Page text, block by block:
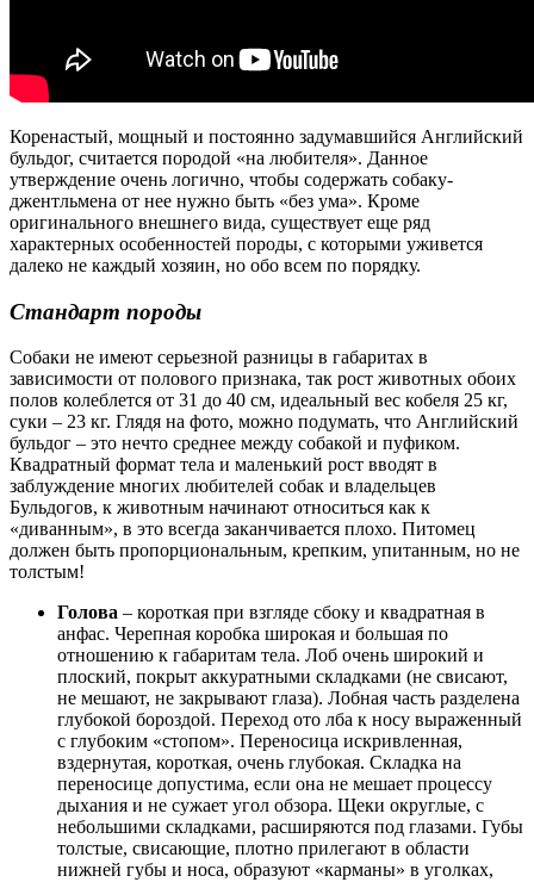
Коренастый, мощный и постоянно задумавшийся Английский
бульдог, считается породой «на любителя». Данное
утверждение очень логично, чтобы содержать собаку-
джентльмена от нее нужно быть «без ума». Кроме
оригинального внешнего вида, существует еще ряд
характерных особенностей породы, с которыми уживется
далеко не каждый хозяин, но обо всем по порядку.
Стандарт породы
Собаки не имеют серьезной разницы в габаритах в
зависимости от полового признака, так рост животных обоих
полов колеблется от 31 до 40 см, идеальный вес кобеля 25 кг,
суки – 23 кг. Глядя на фото, можно подумать, что Английский
бульдог – это нечто среднее между собакой и пуфиком.
Квадратный формат тела и маленький рост вводят в
заблуждение многих любителей собак и владельцев
Бульдогов, к животным начинают относиться как к
«диванным», в это всегда заканчивается плохо. Питомец
должен быть пропорциональным, крепким, упитанным, но не
толстым!
Голова – короткая при взгляде сбоку и квадратная в
анфас. Черепная коробка широкая и большая по
отношению к габаритам тела. Лоб очень широкий и
плоский, покрыт аккуратными складками (не свисают,
не мешают, не закрывают глаза). Лобная часть разделена
глубокой бороздой. Переход ото лба к носу выраженный
с глубоким «стопом». Переносица искривленная,
вздернутая, короткая, очень глубокая. Складка на
переносице допустима, если она не мешает процессу
дыхания и не сужает угол обзора. Щеки округлые, с
небольшими складками, расширяются под глазами. Губы
толстые, свисающие, плотно прилегают в области
нижней губы и носа, образуют «карманы» в уголках,